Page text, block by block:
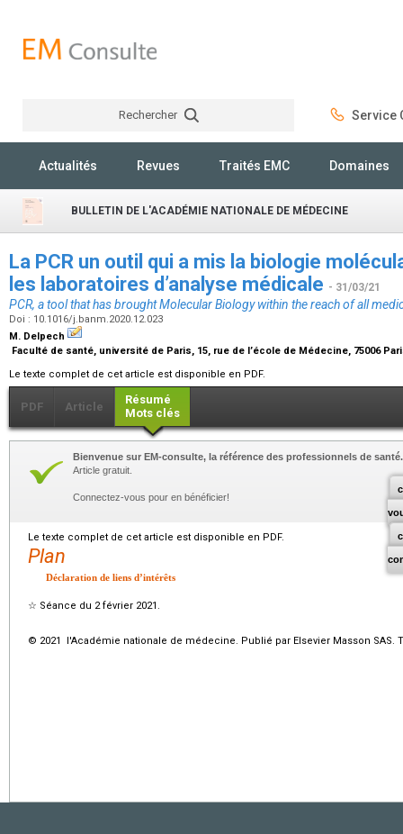
Rechercher Service
Actualités Revues Traités EMC Domaines
BULLETIN DE L'ACADÉMIE NATIONALE DE MÉDECINE
La PCR un outil qui a mis la biologie
les laboratoires d’analyse médicale - 31/03/21
PCR, a tool that has brought Molecular Biology within the reach of all
Doi : 10.1016/j.banm.2020.12.023
M. Delpech
Faculté de santé, université de Paris, 15, rue de l’école de Médecine, 75006
Le texte complet de cet article est disponible en PDF.
PDF Article
Résumé
Mots clés
Bienvenue sur EM-consulte, la référence des professionnels de santé.
Article gratuit.
Connectez-vous pour en bénéficier!
Le texte complet de cet article est disponible en PDF.
Plan
Déclaration de liens d’intérêts
☆ Séance du 2 février 2021.
© 2021 l'Académie nationale de médecine. Publié par Elsevier Masson SAS.